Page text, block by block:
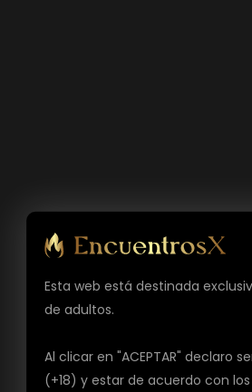
Esta web está destinada
de adultos.
Al clicar en "ACEPTAR" declaro
(+18) y estar de acuerdo con los